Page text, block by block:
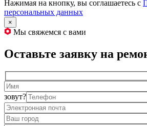
Нажимая на кнопку, вы соглашаетесь с
персональных данных
×
Мы свяжемся с вами
Оставьте заявку на
зовут?